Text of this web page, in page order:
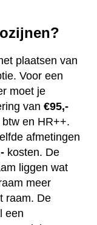
plaatsen van
Voor een
moet je
van €95,-
en HR++.
afmetingen
kosten. De
liggen wat
meer
raam. De
een